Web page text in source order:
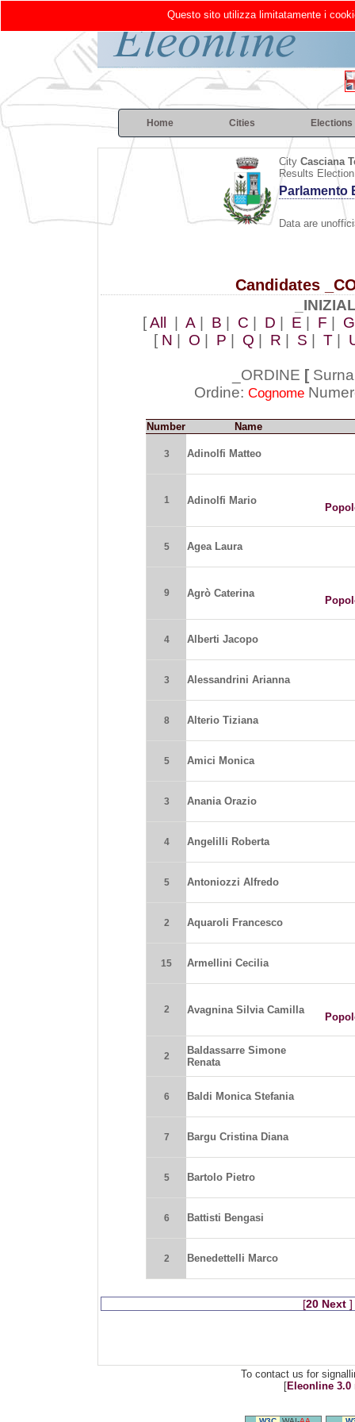
Home Cities Elections
City Casciana
Results Election
Parlamento
Data are
Candidates
[All A B C D E F
G
[ N O P Q R S T
_ORDINE [
Ordine: Cognome
Number Name
3 Adinolfi Matteo
1 Adinolfi Mario
5 Agea Laura
9 Agrò Caterina
4 Alberti Jacopo
3 Alessandrini Arianna
8 Alterio Tiziana
5 Amici Monica
3 Anania Orazio
4 Angelilli Roberta
5 Antoniozzi Alfredo
2 Aquaroli Francesco
15 Armellini Cecilia
2 Avagnina Silvia Camilla
2
Baldassarre Simone
Renata
6 Baldi Monica Stefania
7 Bargu Cristina Diana
5 Bartolo Pietro
6 Battisti Bengasi
2 Benedettelli Marco
[20 Next ]
Questo sito utilizza limitatamente i
To contact us for
[Eleonline 3.0